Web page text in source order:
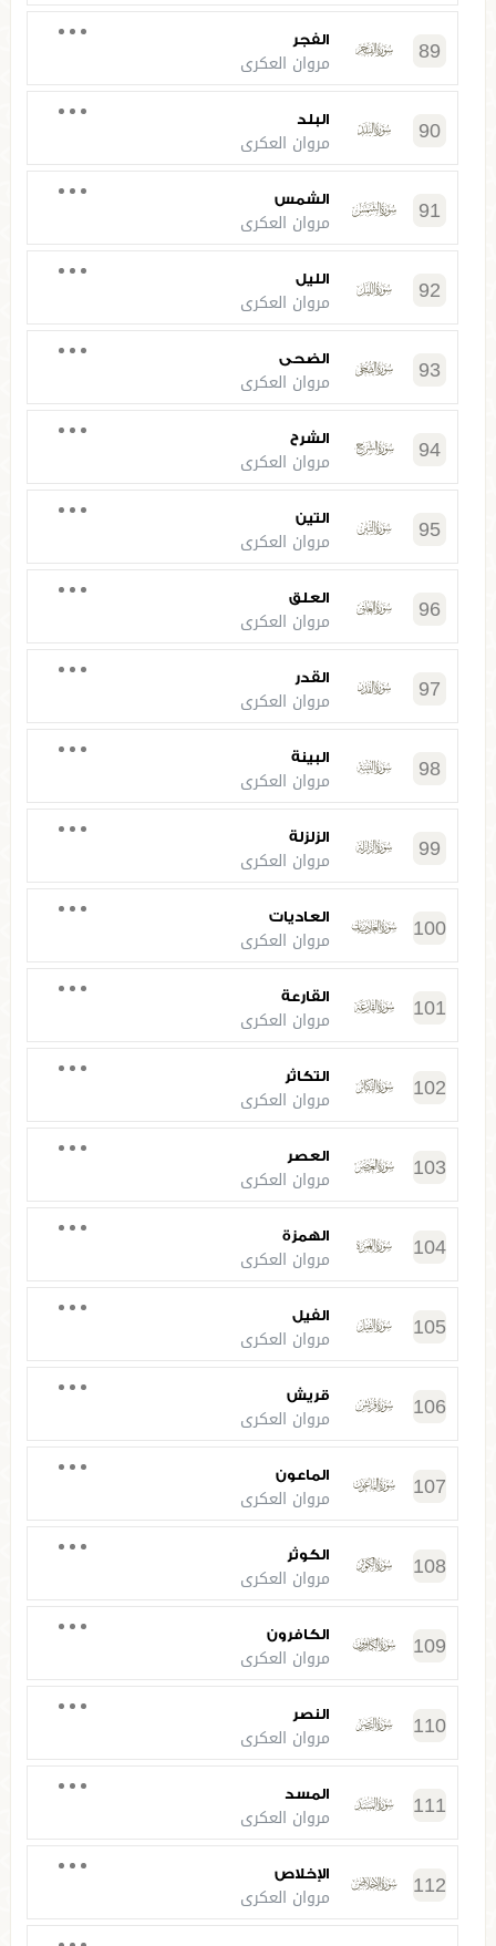
89 الفجر
مروان العكري
90 البلد
مروان العكري
91 الشمس
مروان العكري
92 الليل
مروان العكري
93 الضحى
مروان العكري
94 الشرح
مروان العكري
95 التين
مروان العكري
96 العلق
مروان العكري
97 القدر
مروان العكري
98 البينة
مروان العكري
99 الزلزلة
مروان العكري
100 العاديات
مروان العكري
101 القارعة
مروان العكري
102 التكاثر
مروان العكري
103 العصر
مروان العكري
104 الهمزة
مروان العكري
105 الفيل
مروان العكري
106 قريش
مروان العكري
107 الماعون
مروان العكري
108 الكوثر
مروان العكري
109 الكافرون
مروان العكري
110 النصر
مروان العكري
111 المسد
مروان العكري
112 الإخلاص
مروان العكري